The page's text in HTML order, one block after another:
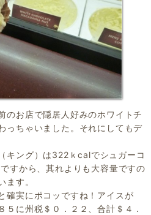
のお店で隠居人好みのホワイトチ
っちゃいました。それにしてもデ
キング）は322ｋcalでシュガーコ
すから、其れよりも大容量ですの
ます。
確実にポコッですね！アイスが
５に州税＄０．２２、合計＄４．